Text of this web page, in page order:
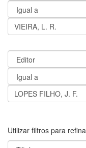
Utilizar filtros para